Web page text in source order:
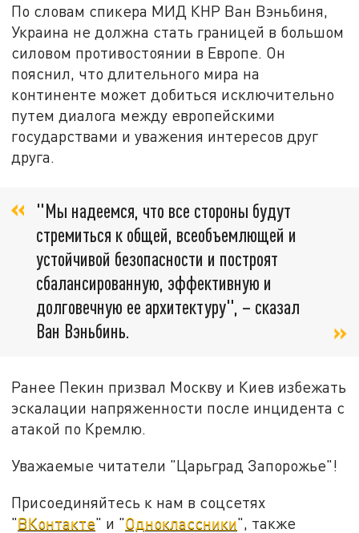
По словам спикера МИД КНР Ван Вэньбиня,
Украина не должна стать границей в большом
силовом противостоянии в Европе. Он
пояснил, что длительного мира на
континенте может добиться исключительно
путем диалога между европейскими
государствами и уважения интересов друг
друга.
"Мы надеемся, что все стороны будут
стремиться к общей, всеобъемлющей и
устойчивой безопасности и построят
сбалансированную, эффективную и
долговечную ее архитектуру", – сказал
Ван Вэньбинь.
Ранее Пекин призвал Москву и Киев избежать
эскалации напряженности после инцидента с
атакой по Кремлю.
Уважаемые читатели "Царьград Запорожье"!
Присоединяйтесь к нам в соцсетях
"ВКонтакте" и "Одноклассники", также